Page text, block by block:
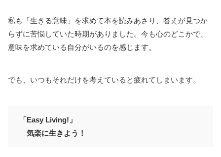
私も「生きる意味」を求めて本を読みあさり、答えが見つか
らずに苦悩していた時期がありました。今も心のどこかで、
意味を求めている自分がいるのを感じます。
でも、いつもそれだけを考えていると疲れてしまいます。
「Easy Living!」
気楽に生きよう！